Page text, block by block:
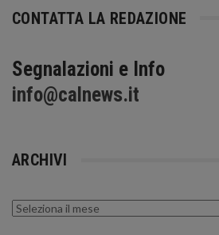
CONTATTA LA REDAZIONE
Segnalazioni e Info
info@calnews.it
ARCHIVI
Archivi